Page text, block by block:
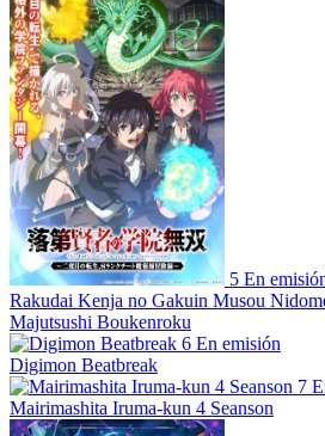
5 En
Rakudai Kenja no Gakuin Musou
Majutsushi Boukenroku
6 En emisión
Digimon Beatbreak
7
Mairimashita Iruma-kun 4 Seanson